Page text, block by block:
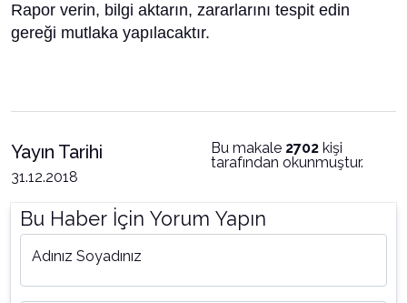
Rapor verin, bilgi aktarın, zararlarını tespit edin
gereği mutlaka yapılacaktır.
Yayın Tarihi
31.12.2018
Bu makale 2702 kişi
tarafından okunmuştur.
Bu Haber İçin Yorum Yapın
Adınız Soyadınız